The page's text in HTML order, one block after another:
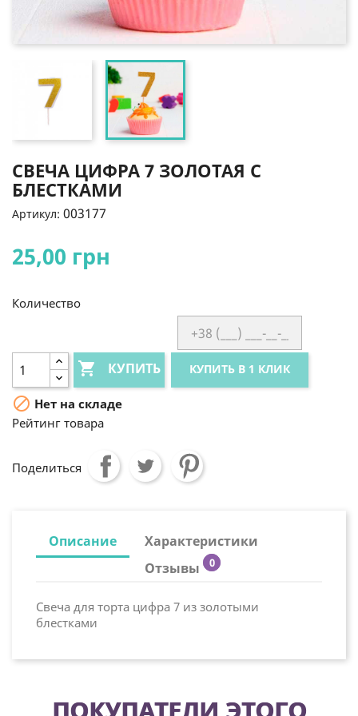
СВЕЧА ЦИФРА 7 ЗОЛОТАЯ С
БЛЕСТКАМИ
Артикул: 003177
25,00 грн
Количество
 КУПИТЬ КУПИТЬ В 1 КЛИК
 Нет на складе
Рейтинг товара
Поделиться
Описание
Характеристики
Отзывы
0
Свеча для торта цифра 7 из золотыми
блестками